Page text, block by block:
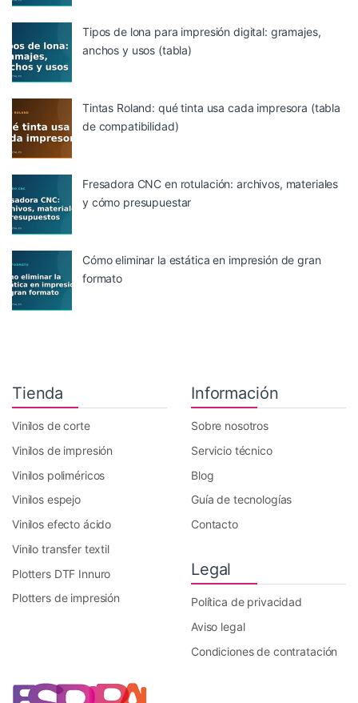
Tipos de lona para impresión digital: gramajes,
anchos y usos (tabla)
Tintas Roland: qué tinta usa cada impresora (tabla
de compatibilidad)
Fresadora CNC en rotulación: archivos, materiales
y cómo presupuestar
Cómo eliminar la estática en impresión de gran
formato
Tienda
Vinilos de corte
Vinilos de impresión
Vinilos poliméricos
Vinilos espejo
Vinilos efecto ácido
Vinilo transfer textil
Plotters DTF Innuro
Plotters de impresión
Información
Sobre nosotros
Servicio técnico
Blog
Guía de tecnologías
Contacto
Legal
Política de privacidad
Aviso legal
Condiciones de contratación